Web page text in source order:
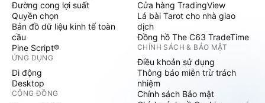
Đường cong lợi suất
Quyền chọn
Bản đồ dữ liệu kinh tế toàn
cầu
Pine Script®
ỨNG DỤNG
Di động
Desktop
CỘNG ĐỒNG
Cửa hàng TradingView
Lá bài Tarot cho nhà giao
dịch
Đồng hồ The C63 TradeTime
CHÍNH SÁCH & BẢO MẬT
Điều khoản sử dụng
Thông báo miễn trừ trách
nhiệm
Chính sách Bảo mật